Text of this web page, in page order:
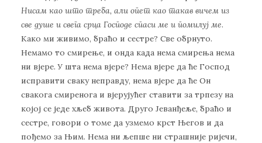
Нисам као што треба, али опет као такав вичем из
све душе и свега срца Господе спаси ме и помилуј ме.
Како ми живимо, браћо и сестре? Све обрнуто.
Немамо то смирење, и онда када нема смирења нема
ни вјере. У шта нема вјере? Нема вјере да ће Господ
исправити сваку неправду, нема вјере да ће Он
свакога смиренога и вјерујућег ставити за трпезу на
којој се једе хљеб живота. Друго Јеванђеље, браћо и
сестре, говори о томе да узмемо крст Његов и да
пођемо за Њим. Нема ни љепше ни страшније ријечи,